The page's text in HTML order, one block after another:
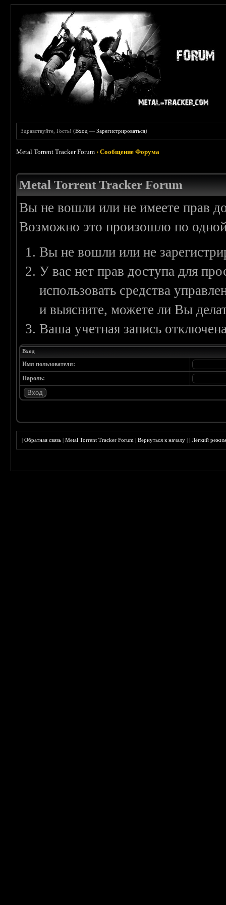
Здравствуйте, Гость! (Вход —Зарегистрироваться)
Metal Torrent Tracker Forum ›Сообщение Форума
Metal Torrent Tracker Forum
Вы не вошли или не имеете прав
Возможно это произошло по
Вы не вошли или не
У вас нет прав доступа для
использовать средства
и выясните, можете ли Вы
Ваша учетная запись
Вход
Имя пользователя:
Пароль:
|Обратная связь |Metal Torrent Tracker Forum |Вернуться к началу ||Лёгкий